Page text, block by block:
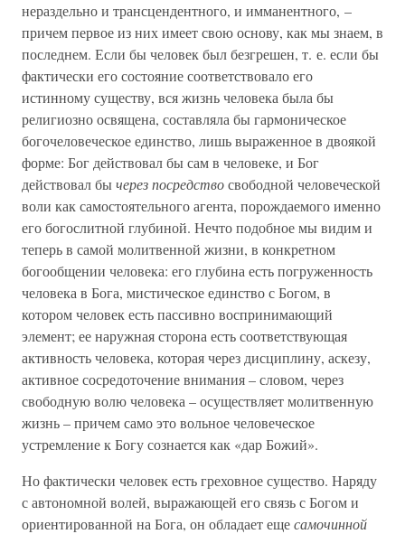
нераздельно и трансцендентного, и имманентного, –
причем первое из них имеет свою основу, как мы знаем, в
последнем. Если бы человек был безгрешен, т. е. если бы
фактически его состояние соответствовало его
истинному существу, вся жизнь человека была бы
религиозно освящена, составляла бы гармоническое
богочеловеческое единство, лишь выраженное в двоякой
форме: Бог действовал бы сам в человеке, и Бог
действовал бычерез посредствосвободной человеческой
воли как самостоятельного агента, порождаемого именно
его богослитной глубиной. Нечто подобное мы видим и
теперь в самой молитвенной жизни, в конкретном
богообщении человека: его глубина есть погруженность
человека в Бога, мистическое единство с Богом, в
котором человек есть пассивно воспринимающий
элемент; ее наружная сторона есть соответствующая
активность человека, которая через дисциплину, аскезу,
активное сосредоточение внимания – словом, через
свободную волю человека – осуществляет молитвенную
жизнь – причем само это вольное человеческое
устремление к Богу сознается как «дар Божий».
Но фактически человек есть греховное существо. Наряду
с автономной волей, выражающей его связь с Богом и
ориентированной на Бога, он обладает ещесамочинной